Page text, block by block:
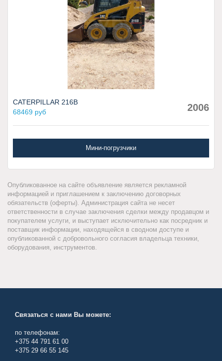
CATERPILLAR 216B
68469 руб
2006
Мини-погрузчики
Опубликованное на сайте объявление является рекламной
информацией и приглашением к заключению договорных
обязательств (оферты). Администрация сайта не несет
ответственности в случае заключения сделки между продавцом и
покупателем услуги, и выступает исключительно как посредник и
поставщик информации, находящейся в сводном доступе и
опубликованной с добровольного согласия владельца техники,
оборудования, инструментов.
Связаться с нами Вы можете:
по телефонам:
+375 44 791 61 00
+375 29 66 55 145